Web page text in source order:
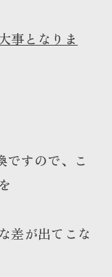
事となりま
ですので、こ
差が出てこな